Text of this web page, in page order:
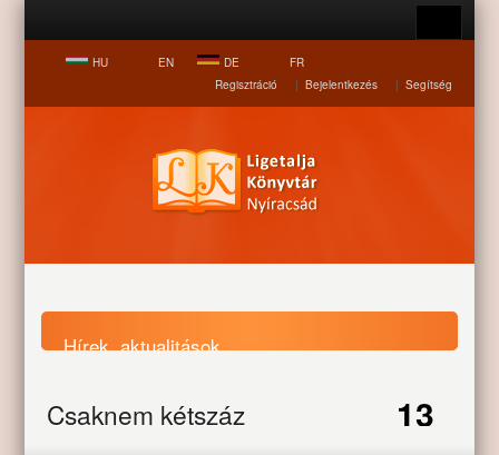
HU EN DE
FR
Regisztráció
| Bejelentkezés | Segítség
Hírek, aktualitások
Nyitólap Hírek, aktualitások
Csaknem kétszáz 13